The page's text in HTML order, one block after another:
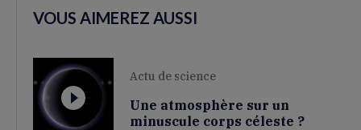
VOUS AIMEREZ AUSSI
Actu de science
Une atmosphère sur un
minuscule corps céleste ?